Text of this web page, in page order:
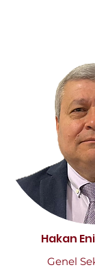
Hakan
Genel